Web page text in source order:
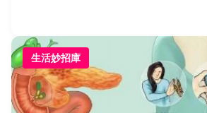
生活妙招庫